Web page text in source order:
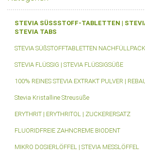
STEVIA SÜSSSTOFF-TABLETTEN |
STEVIA TABS
STEVIA SÜßSTOFFTABLETTEN
STEVIA FLÜSSIG | STEVIA FLÜSSIGSÜßE
100% REINES STEVIA EXTRAKT PULVER |
Stevia Kristalline Streusüße
ERYTHRIT | ERYTHRITOL | ZUCKERERSATZ
FLUORIDFREIE ZAHNCREME BIODENT
MIKRO DOSIERLÖFFEL | STEVIA MESSLÖFFEL